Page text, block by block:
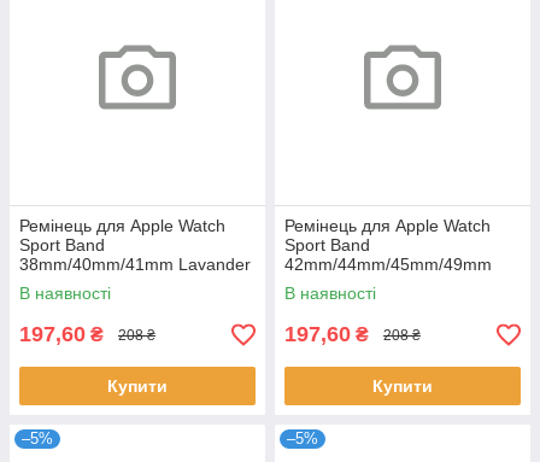
Ремінець для Apple Watch
Sport Band
38mm/40mm/41mm Lavander
Gray
В наявності
197,60 ₴ 208 ₴
Купити
Ремінець для Apple Watch
Sport Band
42mm/44mm/45mm/49mm
Gray Blue
В наявності
197,60 ₴ 208 ₴
Купити
–5% –5%